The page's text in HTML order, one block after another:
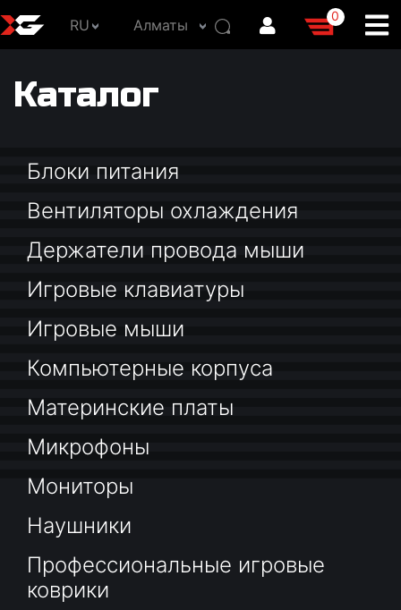
RU Алматы
0
Каталог
Блоки питания
Вентиляторы охлаждения
Держатели провода мыши
Игровые клавиатуры
Игровые мыши
Компьютерные корпуса
Материнские платы
Микрофоны
Мониторы
Наушники
Профессиональные игровые
коврики